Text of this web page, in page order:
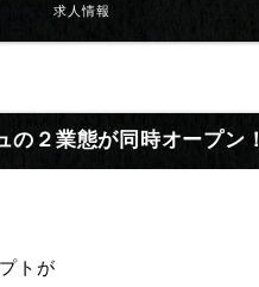
求人情報
の２業態が同時オープン！
トが